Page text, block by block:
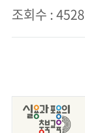
조회수 : 4528